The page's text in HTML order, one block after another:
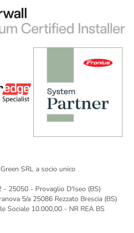
di impianti fotovoltaici: la
T-Green
kW
25 kW
kW
kW
Kw: prezzi e installazione
Verona installati da T-Green
400 kw
500 kW
SRL a socio unico
- 25050 - Provaglio D'Iseo (BS)
5/a 25086 Rezzato Brescia (BS)
Sociale 10.000,00 - NR REA BS